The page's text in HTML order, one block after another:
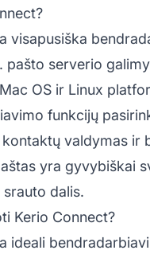
visapusiška
pašto serverio
OS ir Linux
funkcijų
valdymas ir
yra gyvybiškai
dalis.
Kerio Connect?
ideali